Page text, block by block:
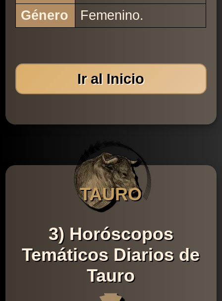
Género
Femenino.
Ir al Inicio
TAURO
3) Horóscopos
Temáticos Diarios de
Tauro